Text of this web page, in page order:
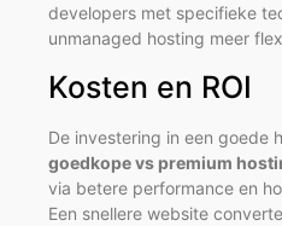
developers met specifieke
unmanaged hosting meer
Kosten en ROI
De investering in een goede
goedkope vs premium
via betere performance en
Een snellere website